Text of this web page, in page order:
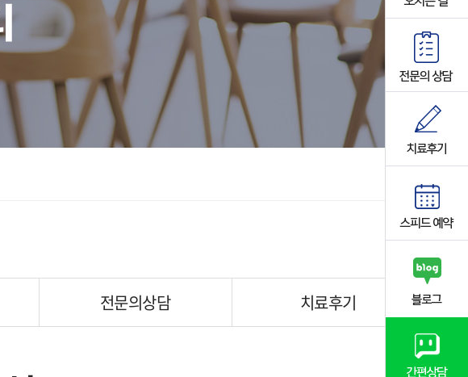
전문의상담 치료후기